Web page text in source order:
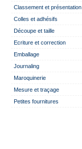
Classement et présentation
Colles et adhésifs
Découpe et taille
Ecriture et correction
Emballage
Journaling
Maroquinerie
Mesure et traçage
Petites fournitures